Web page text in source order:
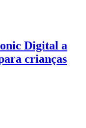
Digital a
crianças